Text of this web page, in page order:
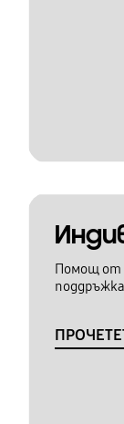
Помощ от
поддръжка